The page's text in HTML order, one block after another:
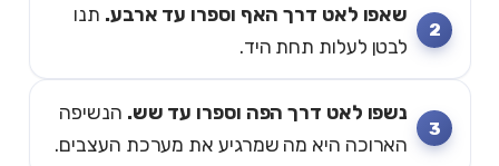
שאפו לאט דרך האף וספרו עד ארבע. תנו
לבטן לעלות תחת היד.
נשפו לאט דרך הפה וספרו עד שש. הנשיפה
הארוכה היא מה שמרגיע את מערכת העצבים.